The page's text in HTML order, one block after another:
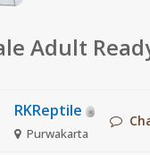
Adult
RKReptile
Purwakarta